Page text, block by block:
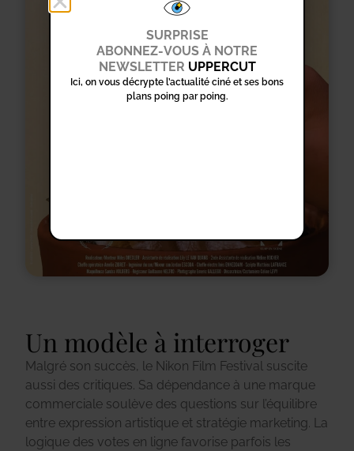
Un modèle à interroger
Malgré son succès, le Nikon Film Festival suscite
aussi des critiques. Sa dépendance à une marque
commerciale soulève des questions sur l’équilibre
entre expression artistique et stratégie marketing. La
logique des votes en ligne favorise parfois les
SURPRISE
ABONNEZ-VOUS À NOTRE
NEWSLETTER UPPERCUT
Ici, on vous décrypte l’actualité ciné et ses bons
plans poing par poing.